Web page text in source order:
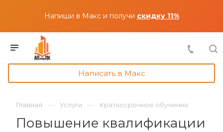
Напиши в Макс и получи скидку 11%
Написать в Макс
Главная Услуги Краткосрочное обучение
Повышение квалификации